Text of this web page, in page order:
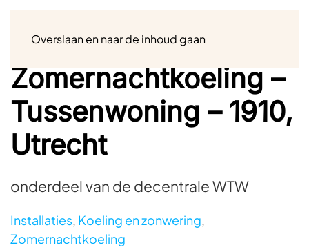
Overslaan en naar de inhoud gaan
Zomernachtkoeling –
Tussenwoning – 1910,
Utrecht
onderdeel van de decentrale WTW
Installaties, Koeling en zonwering,
Zomernachtkoeling